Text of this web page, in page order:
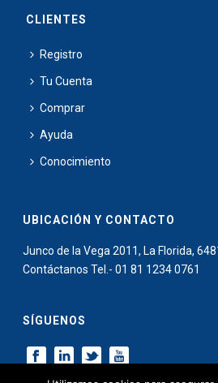
CLIENTES
Registro
Tu Cuenta
Comprar
Ayuda
Conocimiento
UBICACIÓN Y CONTACTO
Junco de la Vega 2011, La Florida,
Contáctanos Tel.- 01 81 1234 0761
SÍGUENOS